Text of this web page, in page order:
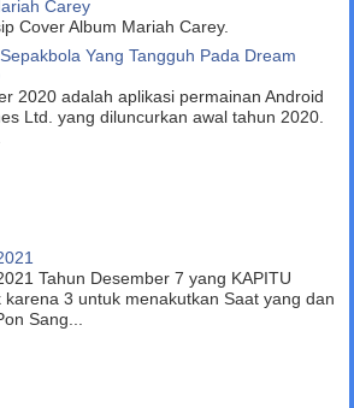
Carey
Cover Album Mariah Carey.
Yang Tangguh Pada Dream
2020 adalah aplikasi permainan Android
Ltd. yang diluncurkan awal tahun 2020.
Tahun Desember 7 yang KAPITU
karena 3 untuk menakutkan Saat yang dan
Sang...